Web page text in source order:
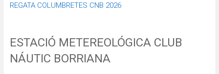
REGATA COLUMBRETES CNB 2026
ESTACIÓ METEREOLÓGICA CLUB
NÁUTIC BORRIANA